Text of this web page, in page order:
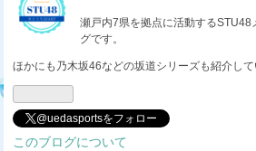
瀬戸内7県を拠点に活動するSTU48
グです。
ほかにも乃木坂46などの坂道シリーズも紹介して
@uedasportsをフォロー
このブログについて